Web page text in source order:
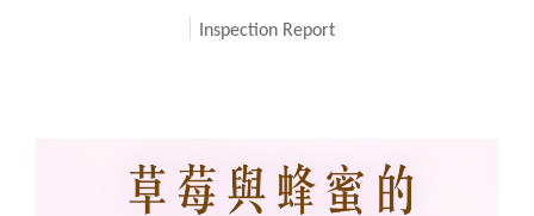
Inspection Report